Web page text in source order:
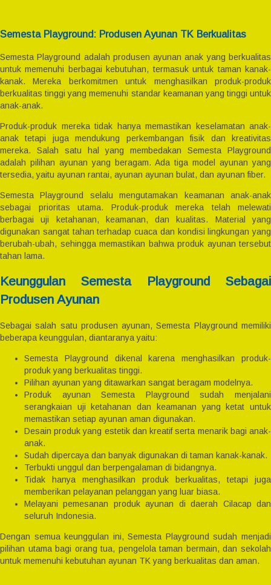
Semesta Playground: Produsen Ayunan TK Berkualitas
Semesta Playground adalah produsen ayunan anak yang berkualitas
untuk memenuhi berbagai kebutuhan, termasuk untuk taman kanak-
kanak. Mereka berkomitmen untuk menghasilkan produk-produk
berkualitas tinggi yang memenuhi standar keamanan yang tinggi untuk
anak-anak.
Produk-produk mereka tidak hanya memastikan keselamatan anak-
anak tetapi juga mendukung perkembangan fisik dan kreativitas
mereka. Salah satu hal yang membedakan Semesta Playground
adalah pilihan ayunan yang beragam. Ada tiga model ayunan yang
tersedia, yaitu ayunan rantai, ayunan ayunan bulat, dan ayunan fiber.
Semesta Playground selalu mengutamakan keamanan anak-anak
sebagai prioritas utama. Produk-produk mereka telah melewati
berbagai uji ketahanan, keamanan, dan kualitas. Material yang
digunakan sangat tahan terhadap cuaca dan kondisi lingkungan yang
berubah-ubah, sehingga memastikan bahwa produk ayunan tersebut
tahan lama.
Keunggulan Semesta Playground Sebagai
Produsen Ayunan
Sebagai salah satu produsen ayunan, Semesta Playground memiliki
beberapa keunggulan, diantaranya yaitu:
Semesta Playground dikenal karena menghasilkan produk-
produk yang berkualitas tinggi.
Pilihan ayunan yang ditawarkan sangat beragam modelnya.
Produk ayunan Semesta Playground sudah menjalani
serangkaian uji ketahanan dan keamanan yang ketat untuk
memastikan setiap ayunan aman digunakan.
Desain produk yang estetik dan kreatif serta menarik bagi anak-
anak.
Sudah dipercaya dan banyak digunakan di taman kanak-kanak.
Terbukti unggul dan berpengalaman di bidangnya.
Tidak hanya menghasilkan produk berkualitas, tetapi juga
memberikan pelayanan pelanggan yang luar biasa.
Melayani pemesanan produk ayunan di daerah Cilacap dan
seluruh Indonesia.
Dengan semua keunggulan ini, Semesta Playground sudah menjadi
pilihan utama bagi orang tua, pengelola taman bermain, dan sekolah
untuk memenuhi kebutuhan ayunan TK yang berkualitas dan aman.